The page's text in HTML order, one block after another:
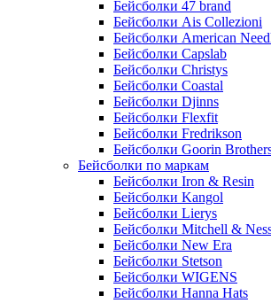
Бейсболки 47 brand
Бейсболки Ais Collezioni
Бейсболки American
Бейсболки Capslab
Бейсболки Christys
Бейсболки Coastal
Бейсболки Djinns
Бейсболки Flexfit
Бейсболки Fredrikson
Бейсболки Goorin
Бейсболки по маркам
Бейсболки Iron & Resin
Бейсболки Kangol
Бейсболки Lierys
Бейсболки Mitchell &
Бейсболки New Era
Бейсболки Stetson
Бейсболки WIGENS
Бейсболки Hanna Hats